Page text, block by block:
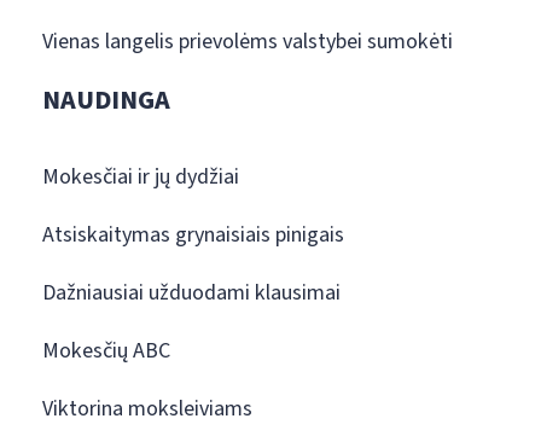
Vienas langelis prievolėms valstybei sumokėti
NAUDINGA
Mokesčiai ir jų dydžiai
Atsiskaitymas grynaisiais pinigais
Dažniausiai užduodami klausimai
Mokesčių ABC
Viktorina moksleiviams